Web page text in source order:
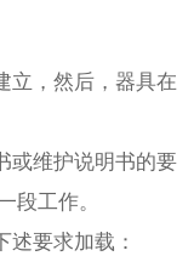
，然后，器具在
维护说明书的要
段工作。
要求加载：